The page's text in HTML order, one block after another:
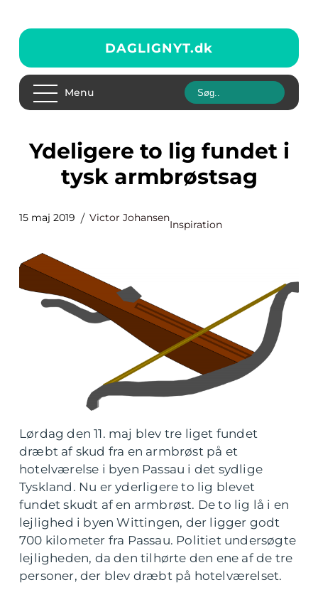
DAGLIGNYT.dk
Menu
Ydeligere to lig fundet i
tysk armbrøstsag
15 maj 2019 Victor Johansen
Inspiration
Lørdag den 11. maj blev tre liget fundet
dræbt af skud fra en armbrøst på et
hotelværelse i byen Passau i det sydlige
Tyskland. Nu er yderligere to lig blevet
fundet skudt af en armbrøst. De to lig lå i en
lejlighed i byen Wittingen, der ligger godt
700 kilometer fra Passau. Politiet undersøgte
lejligheden, da den tilhørte den ene af de tre
personer, der blev dræbt på hotelværelset.